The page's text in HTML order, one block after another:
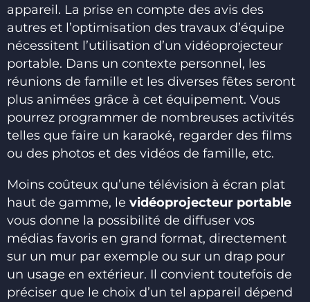
appareil. La prise en compte des avis des
autres et l’optimisation des travaux d’équipe
nécessitent l’utilisation d’un vidéoprojecteur
portable. Dans un contexte personnel, les
réunions de famille et les diverses fêtes seront
plus animées grâce à cet équipement. Vous
pourrez programmer de nombreuses activités
telles que faire un karaoké, regarder des films
ou des photos et des vidéos de famille, etc.
Moins coûteux qu’une télévision à écran plat
haut de gamme, le vidéoprojecteur portable
vous donne la possibilité de diffuser vos
médias favoris en grand format, directement
sur un mur par exemple ou sur un drap pour
un usage en extérieur. Il convient toutefois de
préciser que le choix d’un tel appareil dépend